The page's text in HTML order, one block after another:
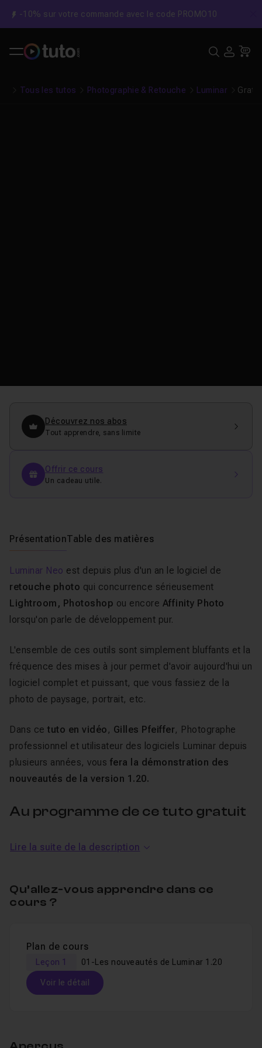
-10% sur votre commande avec le code PROMO10
Tous les tutos Photographie & Retouche Luminar
Découvrez nos abos
Tout apprendre, sans limite
Offrir ce cours
Un cadeau utile.
PrésentationTable des matières
Luminar Neo est depuis plus d'un an le logiciel de
retouche photo qui concurrence sérieusement
Lightroom, Photoshop ou encore Affinity Photo
lorsqu'on parle de développement pur.
L'ensemble de ces outils sont simplement bluffants et la
fréquence des mises à jour permet d'avoir aujourd'hui un
logiciel complet et puissant, que vous fassiez de la
photo de paysage, portrait, etc.
Dans ce tuto en vidéo , Gilles Pfeiffer, Photographe
professionnel et utilisateur des logiciels Luminar depuis
plusieurs années, vous fera la démonstration des
nouveautés de la version 1.20.
Au programme de ce tuto gratuit
Neo 1.20
installation de Luminar Neo 1.20
Mise à jour des emplacements d'outils et extensions
Utilisation de la gomme générative
Tous les fichiers de travail sont fournis.
Je suis disponible dans le salon d'entraide et en FAQ
Lire la suite de la description
Qu’allez-vous apprendre dans ce
cours ?
Plan de cours
Leçon 1 01-Les nouveautés de Luminar 1.20
Voir le détail